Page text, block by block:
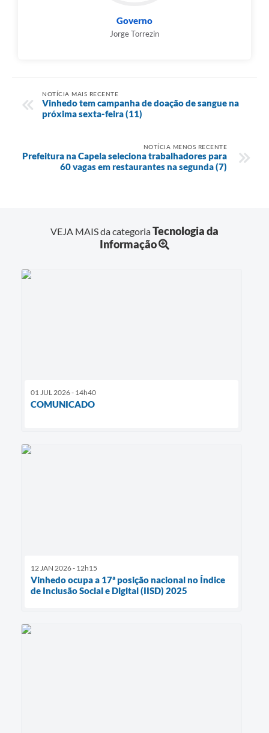
Governo
Jorge Torrezin
NOTÍCIA MAIS RECENTE
Vinhedo tem campanha de doação de sangue na
próxima sexta-feira (11)
NOTÍCIA MENOS RECENTE
Prefeitura na Capela seleciona trabalhadores para
60 vagas em restaurantes na segunda (7)
VEJA MAIS da categoriaTecnologia da
Informação
01 JUL 2026 - 14h40
COMUNICADO
12 JAN 2026 - 12h15
Vinhedo ocupa a 17ª posição nacional no Índice
de Inclusão Social e Digital (IISD) 2025